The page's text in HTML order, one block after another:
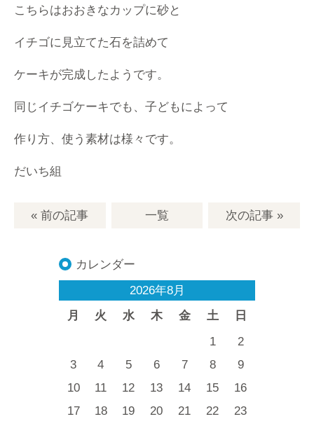
こちらはおおきなカップに砂と
イチゴに見立てた石を詰めて
ケーキが完成したようです。
同じイチゴケーキでも、子どもによって
作り方、使う素材は様々です。
だいち組
« 前の記事 一覧 次の記事»
カレンダー
2026年8月
月
火 水 木 金 土 日
1
2
3
4 5 6 7 8
9
10
11 12 13 14 15
16
17
18 19 20 21 22
23